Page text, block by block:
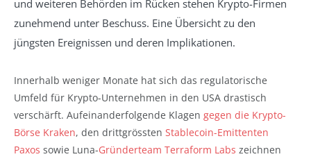
und weiteren Behörden im Rücken stehen Krypto-Firmen
zunehmend unter Beschuss. Eine Übersicht zu den
jüngsten Ereignissen und deren Implikationen.
Innerhalb weniger Monate hat sich das regulatorische
Umfeld für Krypto-Unternehmen in den USA drastisch
verschärft. Aufeinanderfolgende Klagen gegen die Krypto-
Börse Kraken, den drittgrössten Stablecoin-Emittenten
Paxos sowie Luna-Gründerteam Terraform Labs zeichnen